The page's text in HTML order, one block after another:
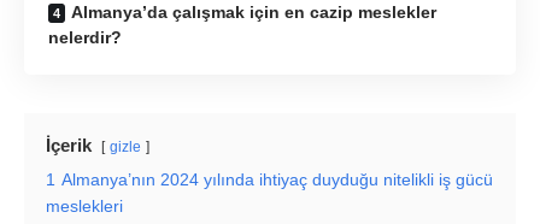
Almanya’da çalışmak için en cazip meslekler
nelerdir?
İçerik gizle
1 Almanya’nın 2024 yılında ihtiyaç duyduğu nitelikli iş gücü
meslekleri